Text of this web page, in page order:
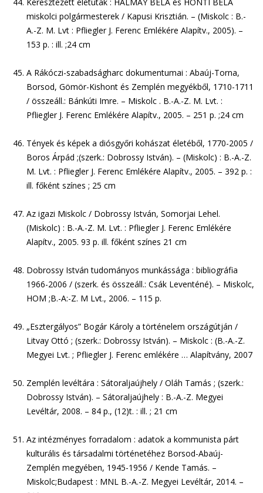
miskolci polgármesterek / Kapusi Krisztián. – (Miskolc : B.-
A.-Z. M. Lvt : Pfliegler J. Ferenc Emlékére Alapítv., 2005). –
153 p. : ill. ;24 cm
A Rákóczi-szabadságharc dokumentumai : Abaúj-Torna,
Borsod, Gömör-Kishont és Zemplén megyékből, 1710-1711
/ összeáll.: Bánkúti Imre. – Miskolc . B.-A.-Z. M. Lvt. :
Pfliegler J. Ferenc Emlékére Alapítv., 2005. – 251 p. ;24 cm
Tények és képek a diósgyőri kohászat életéből, 1770-2005 /
Boros Árpád ;(szerk.: Dobrossy István). – (Miskolc) : B.-A.-Z.
M. Lvt. : Pfliegler J. Ferenc Emlékére Alapítv., 2005. – 392 p. :
ill. főként színes ; 25 cm
Az igazi Miskolc / Dobrossy István, Somorjai Lehel.
(Miskolc) : B.-A.-Z. M. Lvt. : Pfliegler J. Ferenc Emlékére
Alapítv., 2005. 93 p. ill. főként színes 21 cm
Dobrossy István tudományos munkássága : bibliográfia
1966-2006 / (szerk. és összeáll.: Csák Leventéné). – Miskolc,
HOM ;B.-A:-Z. M Lvt., 2006. – 115 p.
„Esztergályos” Bogár Károly a történelem országútján /
Litvay Ottó ; (szerk.: Dobrossy István). – Miskolc : (B.-A.-Z.
Megyei Lvt. ; Pfliegler J. Ferenc emlékére … Alapítvány, 2007
Zemplén levéltára : Sátoraljaújhely / Oláh Tamás ; (szerk.:
Dobrossy István). – Sátoraljaújhely : B.-A.-Z. Megyei
Levéltár, 2008. – 84 p., (12)t. : ill. ; 21 cm
Az intézményes forradalom : adatok a kommunista párt
kulturális és társadalmi történetéhez Borsod-Abaúj-
Zemplén megyében, 1945-1956 / Kende Tamás. –
Miskolc;Budapest : MNL B.-A.-Z. Megyei Levéltár, 2014. –